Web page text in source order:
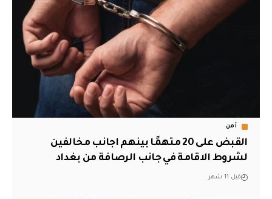
أمن
القبض على 20 متهمًا بينهم اجانب مخالفين
لشروط الاقامة في جانب الرصافة من بغداد
قبل 11 شهر